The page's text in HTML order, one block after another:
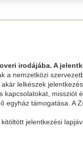
irodájába. A
nemzetközi
lelkészek
missziót
támogatása.
jelentkezési